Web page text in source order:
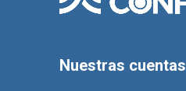
Nuestras cuentas